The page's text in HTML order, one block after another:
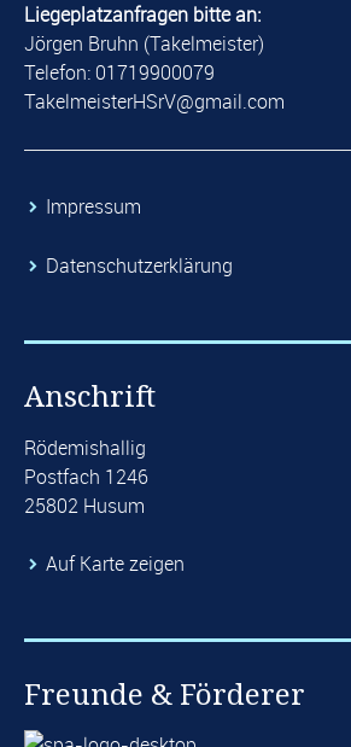
Liegeplatzanfragen bitte an:
Jörgen Bruhn (Takelmeister)
Telefon: 01719900079
​TakelmeisterHSrV@gmail.com​
​Impressum
​Datenschutzerklärung
Anschrift
Rödemishallig
Postfach 1246
25802 Husum
Auf Karte zeigen
Freunde & Förderer